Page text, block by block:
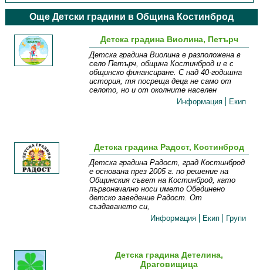
Още Детски градини в Община Костинброд
Детска градина Виолина, Петърч
Детска градина Виолина е разположена в
село Петърч, община Костинброд и е с
общинско финансиране. С над 40-годишна
история, тя посреща деца не само от
селото, но и от околните населен
Информация
Екип
Детска градина Радост, Костинброд
Детска градина Радост, град Костинброд
е основана през 2005 г. по решение на
Общинския съвет на Костинброд, като
първоначално носи името Обединено
детско заведение Радост. От
създаването си,
Информация
Екип Групи
Детска градина Детелина,
Драговищица